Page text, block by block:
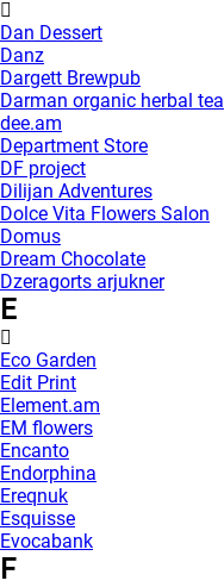
Dan Dessert
Danz
Dargett Brewpub
Darman organic herbal tea
dee.am
Department Store
DF project
Dilijan Adventures
Dolce Vita Flowers Salon
Domus
Dream Chocolate
Dzeragorts arjukner
E
Eco Garden
Edit Print
Element.am
EM flowers
Encanto
Endorphina
Ereqnuk
Esquisse
Evocabank
F